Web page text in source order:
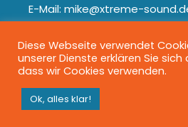
E-Mail: mike@xtreme-
Diese Webseite verwendet
unserer Dienste erklären Sie
dass wir Cookies verwenden.
Ok, alles klar!